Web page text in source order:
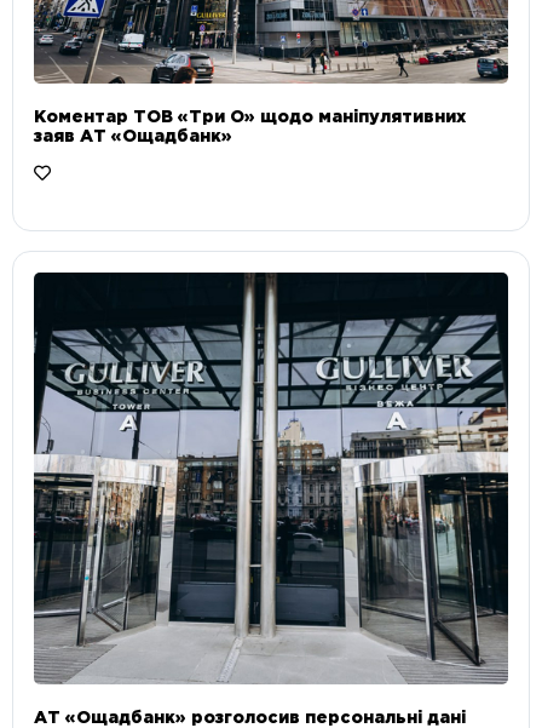
Коментар ТОВ «Три О» щодо маніпулятивних
заяв АТ «Ощадбанк»
АТ «Ощадбанк» розголосив персональні дані